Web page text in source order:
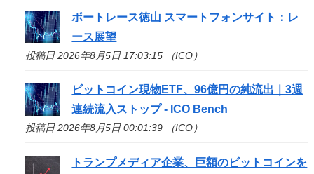
ボートレース徳山 スマートフォンサイト：レ
ース展望
投稿日 2026年8月5日 17:03:15 （ICO）
ビットコイン現物ETF、96億円の純流出｜3週
連続流入ストップ - ICO Bench
投稿日 2026年8月5日 00:01:39 （ICO）
トランプメディア企業、巨額のビットコインを